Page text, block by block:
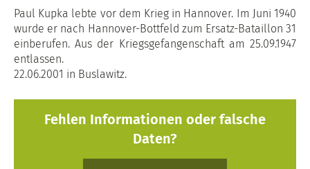
Paul Kupka lebte vor dem Krieg in Hannover. Im Juni 1940
wurde er nach Hannover-Bottfeld zum Ersatz-Bataillon 31
einberufen. Aus der Kriegsgefangenschaft am 25.09.1947
entlassen.
22.06.2001 in Buslawitz.
Fehlen Informationen oder falsche
Daten?